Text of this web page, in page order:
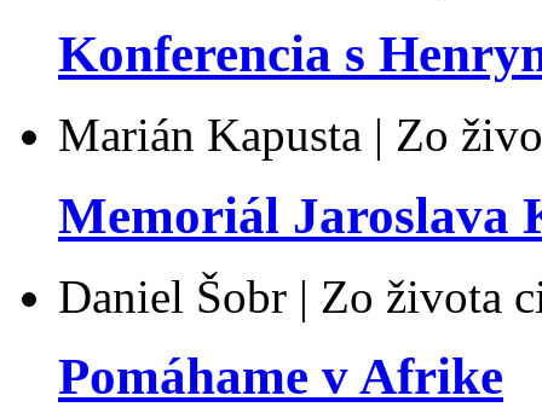
Konferencia s
Marián Kapusta | Zo
Memoriál Jaroslava
Daniel Šobr | Zo života
Pomáhame v Afrike